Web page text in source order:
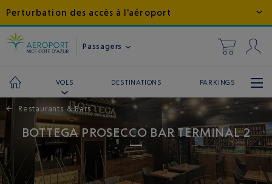
Perturbation des accès à l'aéroport
Passagers
VOLS DESTINATIONS PARKINGS
← Restaurants & Bars
BOTTEGA PROSECCO BAR TERMINAL 2